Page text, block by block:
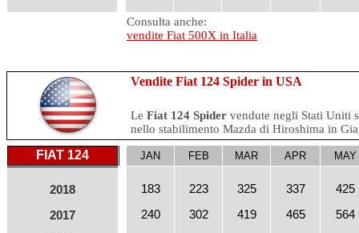
Consulta anche:
vendite Fiat 500X in Italia
Vendite Fiat 124 Spider in USA
Le Fiat 124 Spider vendute negli Stati Uniti
nello stabilimento Mazda di Hiroshima in
FIAT 124 JAN FEB MAR APR MAY
2018
2017
183
240
223
302
325
419
337
465
425
564